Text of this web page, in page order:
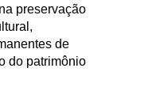
preservação
de
do patrimônio